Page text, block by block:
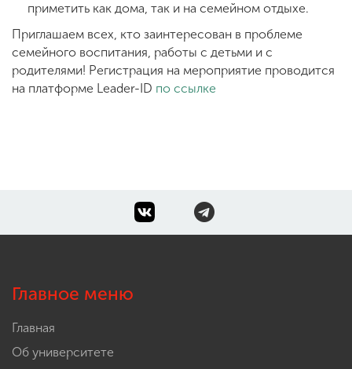
приметить как дома, так и на семейном отдыхе.
Приглашаем всех, кто заинтересован в проблеме
семейного воспитания, работы с детьми и с
родителями! Регистрация на мероприятие проводится
на платформе Leader-ID по ссылке
Главное меню
Главная
Об университете